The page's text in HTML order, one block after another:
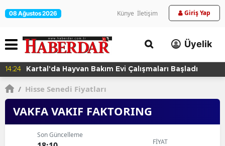
08 Ağustos 2026 Künye İletişim Giriş Yap
Üyelik
14:24 Kartal'da Hayvan Bakım Evi Çalışmaları Başladı
/ Hisse Senedi Fiyatları
VAKFA VAKIF FAKTORING
Son Güncelleme
FİYAT